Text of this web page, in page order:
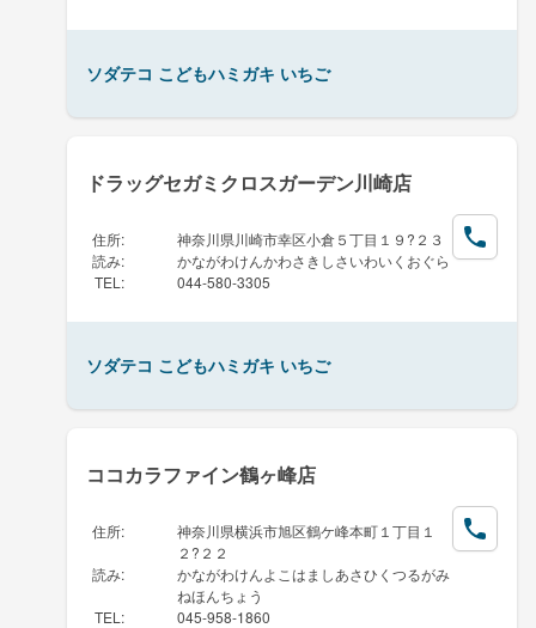
ソダテコ こどもハミガキ いちご
ドラッグセガミクロスガーデン川崎店
住所:
神奈川県川崎市幸区小倉５丁目１９?２３
読み:
かながわけんかわさきしさいわいくおぐら
TEL : 044-580-3305
ソダテコ こどもハミガキ いちご
ココカラファイン鶴ヶ峰店
住所:
神奈川県横浜市旭区鶴ケ峰本町１丁目１
２?２２
読み:
かながわけんよこはましあさひくつるがみ
ねほんちょう
TEL : 045-958-1860